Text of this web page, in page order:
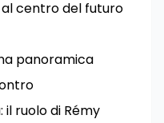
centro del futuro
panoramica
il ruolo di Rémy